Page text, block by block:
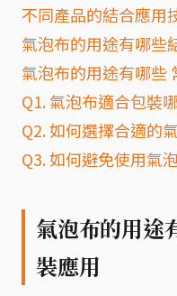
不同產品的結合應用
氣泡布的用途有哪些
氣泡布的用途有哪些
Q1. 氣泡布適合包裝
Q2. 如何選擇合適的
Q3. 如何避免使用氣
氣泡布的用途
裝應用